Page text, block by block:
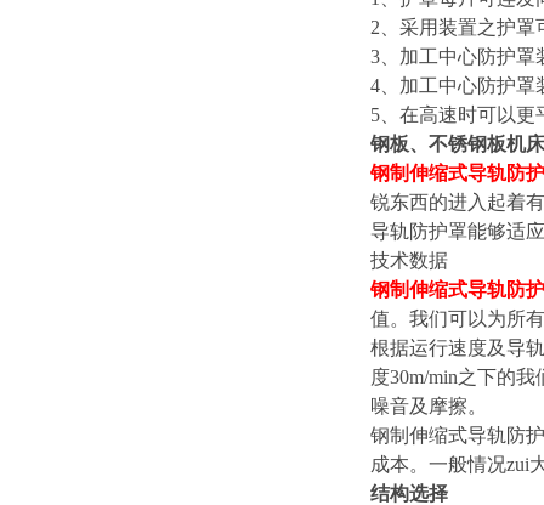
2 、采用装置之护
3 、加工中心防护
4 、加工中心防护
5 、在高速时可以
钢板、不锈钢板机
钢制伸缩式导轨防
锐东西的进入起着
导轨防护罩能够适
技术数据
钢制伸缩式导轨防
值。我们可以为所
根据运行速度及导
度30m/min之下的
噪音及摩擦。
钢制伸缩式导轨防
成本。一般情况zui
结构选择